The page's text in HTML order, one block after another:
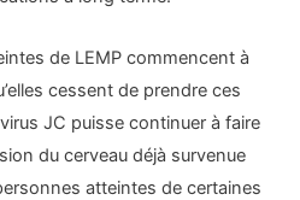
de LEMP commencent à
cessent de prendre ces
JC puisse continuer à faire
du cerveau déjà survenue
atteintes de certaines